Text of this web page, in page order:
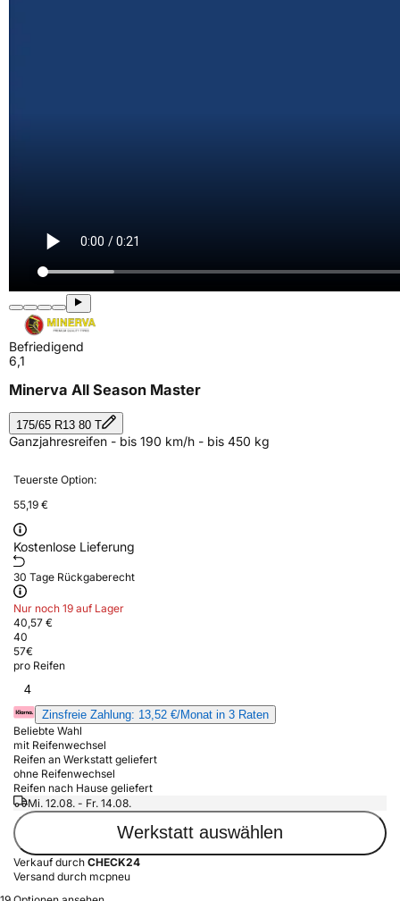
Befriedigend
6,1
Minerva All Season Master
175/65 R13 80 T
Ganzjahresreifen - bis 190 km/h - bis 450 kg
Teuerste Option:
55,19 €
Kostenlose Lieferung
30 Tage Rückgaberecht
Nur noch 19 auf Lager
40,57 €
40
57€
pro Reifen
4
Zinsfreie Zahlung: 13,52 €/Monat in 3 Raten
Beliebte Wahl
mit Reifenwechsel
Reifen an Werkstatt geliefert
ohne Reifenwechsel
Reifen nach Hause geliefert
Mi. 12.08. - Fr. 14.08.
Werkstatt auswählen
Verkauf durch CHECK24
Versand durch mcpneu